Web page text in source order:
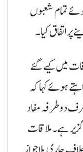
تمام شعبوں
اتفاق کیا۔
میں کیے گئے
ہوئے کہا کہ
دوطرفہ مفاد
ہے۔ ملاقات